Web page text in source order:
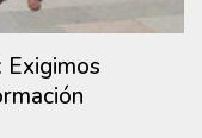
Exigimos